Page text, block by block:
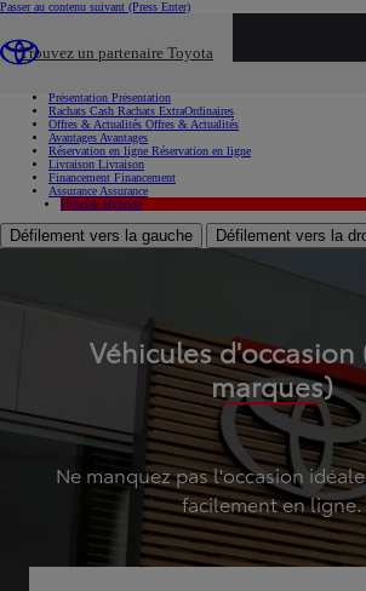
Passer au contenu suivant (Press Enter)
Trouvez un partenaire Toyota
Présentation Présentation
Rachats Cash Rachats ExtraOrdinaires
Offres & Actualités Offres & Actualités
Avantages Avantages
Réservation en ligne Réservation en ligne
Livraison Livraison
Financement Financement
Assurance Assurance
Hybride Hybride
Défilement vers la gauche Défilement vers la
Véhicules
marques)
Ne manquez pas l'occasion
facilement en ligne.